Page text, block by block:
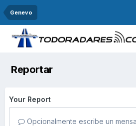
Genevo
Reportar
Your Report
Opcionalmente escribe un